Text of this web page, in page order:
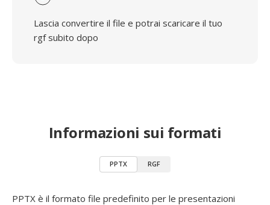
Lascia convertire il file e potrai scaricare il tuo
rgf subito dopo
Informazioni sui formati
PPTX RGF
PPTX è il formato file predefinito per le presentazioni